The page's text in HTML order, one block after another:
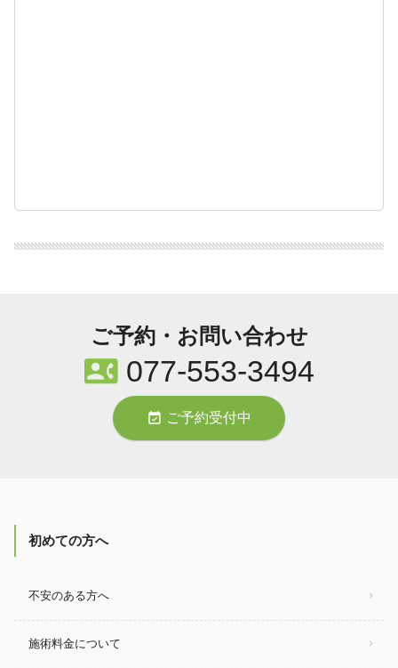
ご予約・お問い合わせ
contact_phone077-553-3494
event_available ご予約受付中
初めての方へ
不安のある方へ
施術料金について